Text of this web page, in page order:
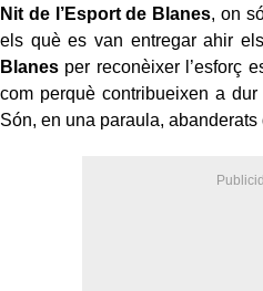
Nit de l’Esport de Blanes, on
els què es van entregar ahir
Blanes per reconèixer l’esforç
com perquè contribueixen a
Són, en una paraula, abanderats